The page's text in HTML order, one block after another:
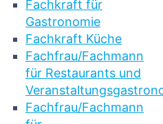
Fachkraft für
Gastronomie
Fachkraft Küche
Fachfrau/Fachmann
für Restaurants und
Fachfrau/Fachmann